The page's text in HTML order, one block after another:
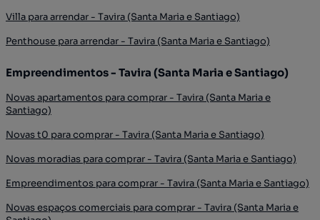
Villa para arrendar - Tavira (Santa Maria e Santiago)
Penthouse para arrendar - Tavira (Santa Maria e Santiago)
Empreendimentos - Tavira (Santa Maria e Santiago)
Novas apartamentos para comprar - Tavira (Santa Maria e
Santiago)
Novas t0 para comprar - Tavira (Santa Maria e Santiago)
Novas moradias para comprar - Tavira (Santa Maria e Santiago)
Empreendimentos para comprar - Tavira (Santa Maria e Santiago)
Novas espaços comerciais para comprar - Tavira (Santa Maria e